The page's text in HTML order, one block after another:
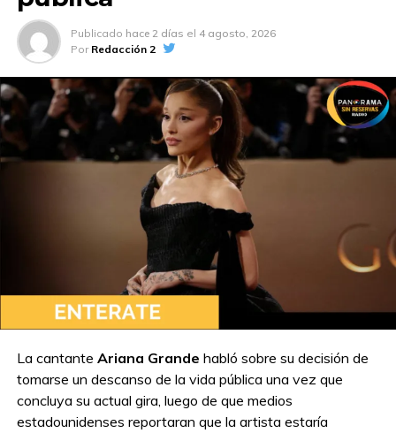
Publicado hace 2 días el 4 agosto, 2026
Por Redacción 2
La cantante Ariana Grande habló sobre su decisión de
tomarse un descanso de la vida pública una vez que
concluya su actual gira, luego de que medios
estadounidenses reportaran que la artista estaría